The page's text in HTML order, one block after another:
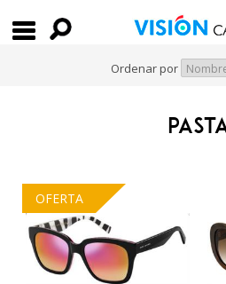
Ordenar por
OFERTA